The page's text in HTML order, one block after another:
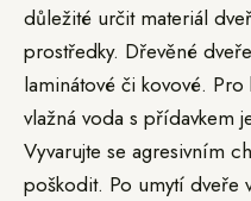
důležité určit materiál
prostředky. Dřevěné
laminátové či kovové.
vlažná voda s přídavkem
Vyvarujte se agresivním
poškodit. Po umytí dveře